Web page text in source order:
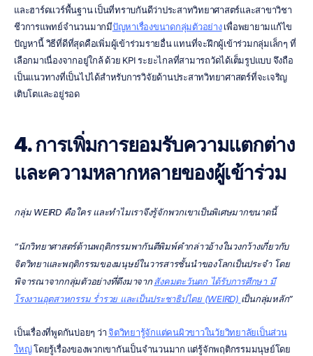
และฮาร์ดแวร์พื้นฐาน เป็นที่ทราบกันดีว่าประสาทวิทยาศาสตร์และสาขาวิชา
ชีวการแพทย์จำนวนมากมีปัญหาเรื่องขนาดกลุ่มตัวอย่าง เพื่อพยายามแก้ไข
ปัญหานี้ วิธีที่ดีที่สุดคือเพิ่มผู้เข้าร่วมรายอื่น แทนที่จะฝึกผู้เข้าร่วมกลุ่มเล็กๆ ที่
เลือกมาเนื่องจากอยู่ใกล้ ด้วย KPI ระยะไกลที่สามารถวัดได้เต็มรูปแบบ จึงถือ
เป็นแนวทางที่เป็นไปได้สำหรับการวิจัยด้านประสาทวิทยาศาสตร์ที่จะเจริญ
เติบโตและอยู่รอด
4. การเพิ่มการยอมรับความแตกต่าง
และความหลากหลายของผู้เข้าร่วม
กลุ่ม WEIRD คือใคร และทำไมเราจึงรู้จักพวกเขาเป็นพิเศษมากขนาดนี้
“นักวิทยาศาสตร์ด้านพฤติกรรมพากันตีพิมพ์คำกล่าวอ้างในวงกว้างเกี่ยวกับ
จิตวิทยาและพฤติกรรมของมนุษย์ในวารสารชั้นนำของโลกเป็นประจำ โดย
พิจารณาจากกลุ่มตัวอย่างที่ดึงมาจาก สังคมตะวันตก ได้รับการศึกษา มี
โรงงานอุตสาหกรรม ร่ำรวย และเป็นประชาธิปไตย (WEIRD) เป็นกลุ่มหลัก”
เป็นเรื่องที่พูดกันบ่อยๆ ว่า จิตวิทยารู้จักแต่คนผิวขาวในวัยวิทยาลัยเป็นส่วน
ใหญ่ โดยรู้เรื่องของพวกเขากันเป็นจำนวนมาก แต่รู้จักพฤติกรรมมนุษย์โดย